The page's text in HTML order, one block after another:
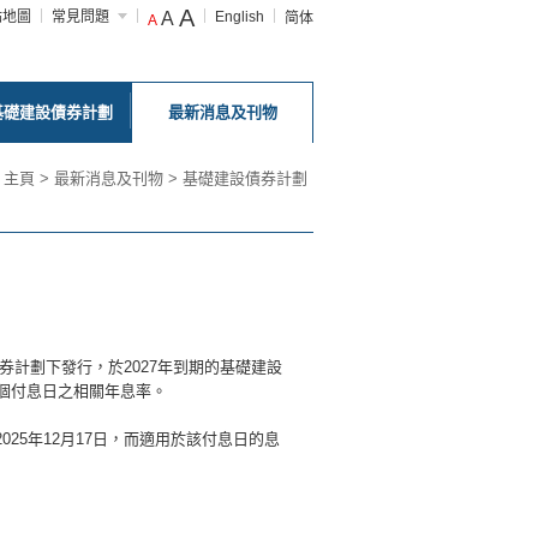
圖 常見問題 A A A English 简体
礎建設債券計劃 最新消息及刊物
主頁 > 最新消息及刊物 > 基礎建設債券計劃
計劃下發行，於2027年到期的基礎建設
付息日之相關年息率。
年12月17日，而適用於該付息日的息